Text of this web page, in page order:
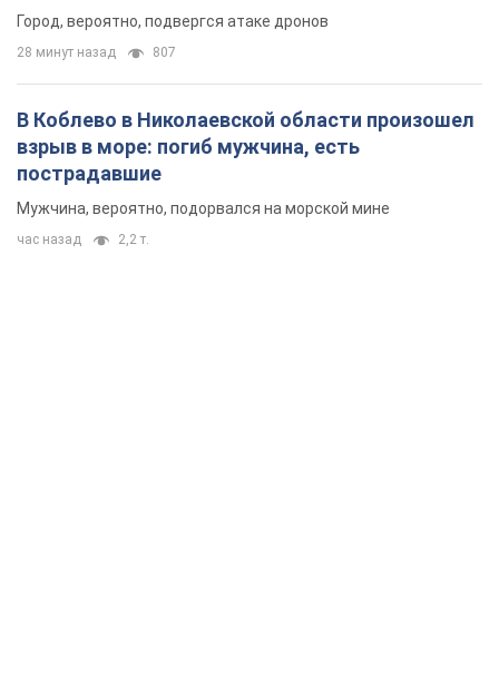
Город, вероятно, подвергся атаке дронов
28 минут назад 807
В Коблево в Николаевской области произошел
взрыв в море: погиб мужчина, есть
пострадавшие
Мужчина, вероятно, подорвался на морской мине
час назад 2,2 т.